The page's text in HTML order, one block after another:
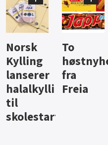
Knalltall
for Açai
Bowl
Aass vil
bli
førstevalg
i lite-